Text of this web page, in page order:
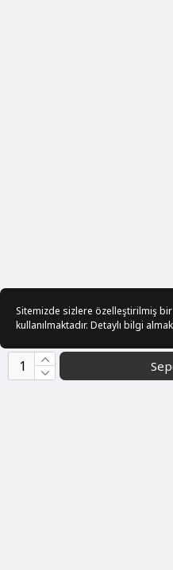
Sitemizde sizlere özelleştirilmiş
kullanılmaktadır. Detaylı bilgi